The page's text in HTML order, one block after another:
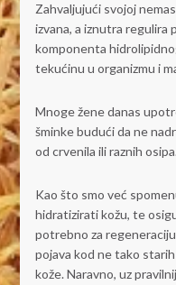
Zahvaljujući svojoj
izvana, a iznutra regulira
komponenta
tekućinu u organizmu i
Mnoge žene danas
šminke budući da ne
od crvenila ili raznih
Kao što smo već
hidratizirati kožu, te
potrebno za
pojava kod ne tako
kože. Naravno, uz